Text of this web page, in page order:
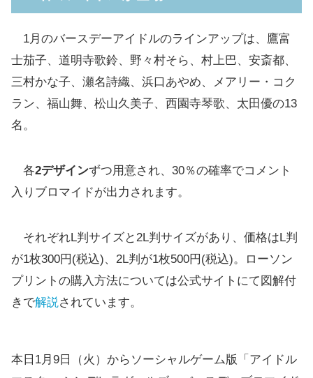
1月のバースデーアイドルのラインアップは、鷹富
士茄子、道明寺歌鈴、野々村そら、村上巴、安斎都、
三村かな子、瀬名詩織、浜口あやめ、メアリー・コク
ラン、福山舞、松山久美子、西園寺琴歌、太田優の13
名。
各2デザインずつ用意され、30％の確率でコメント
入りブロマイドが出力されます。
それぞれL判サイズと2L判サイズがあり、価格はL判
が1枚300円(税込)、2L判が1枚500円(税込)。ローソン
プリントの購入方法については公式サイトにて図解付
きで解説 されています。
本日1月9日（火）からソーシャルゲーム版「アイドル